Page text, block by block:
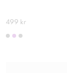
499 kr